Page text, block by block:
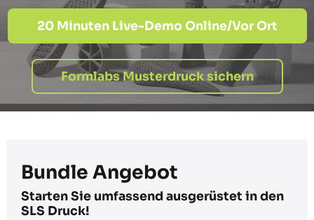
20 Minuten Live-Demo Online/Vor Ort
Formlabs Musterdruck sichern
Bundle Angebot
Starten Sie umfassend ausgerüstet in den
SLS Druck!